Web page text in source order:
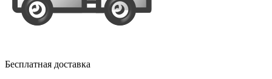
Бесплатная доставка